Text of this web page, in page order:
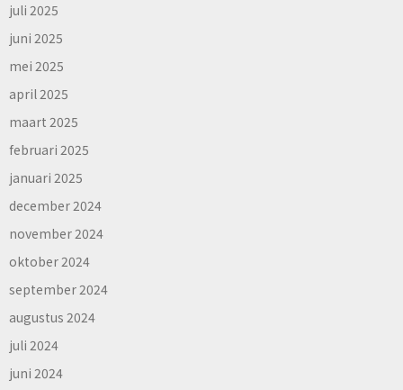
juli 2025
juni 2025
mei 2025
april 2025
maart 2025
februari 2025
januari 2025
december 2024
november 2024
oktober 2024
september 2024
augustus 2024
juli 2024
juni 2024